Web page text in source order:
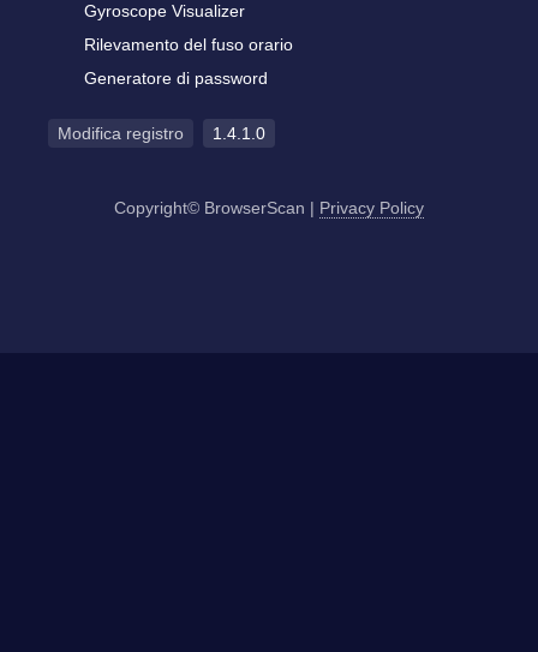
Gyroscope Visualizer
Rilevamento del fuso orario
Generatore di password
Modifica registro 1.4.1.0
Copyright© BrowserScan | Privacy Policy